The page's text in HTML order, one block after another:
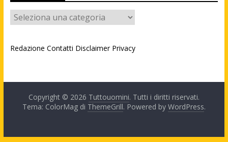
Categorie
Redazione Contatti Disclaimer Privacy
Copyright © 2026 Tuttouomini. Tutti i diritti riservati.
Tema: ColorMag di ThemeGrill. Powered by WordPress.